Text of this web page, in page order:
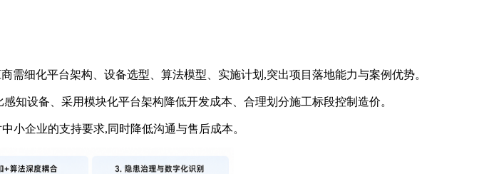
细化平台架构、设备选型、算法模型、实施计划,突出项目落地能力与案例优势。
知设备、采用模块化平台架构降低开发成本、合理划分施工标段控制造价。
小企业的支持要求,同时降低沟通与售后成本。